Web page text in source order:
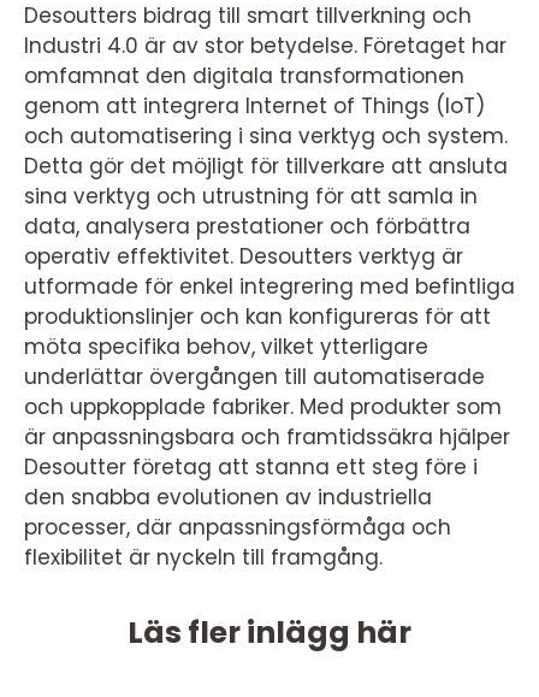
Desoutters bidrag till smart tillverkning och
Industri 4.0 är av stor betydelse. Företaget har
omfamnat den digitala transformationen
genom att integrera Internet of Things (IoT)
och automatisering i sina verktyg och system.
Detta gör det möjligt för tillverkare att ansluta
sina verktyg och utrustning för att samla in
data, analysera prestationer och förbättra
operativ effektivitet. Desoutters verktyg är
utformade för enkel integrering med befintliga
produktionslinjer och kan konfigureras för att
möta specifika behov, vilket ytterligare
underlättar övergången till automatiserade
och uppkopplade fabriker. Med produkter som
är anpassningsbara och framtidssäkra hjälper
Desoutter företag att stanna ett steg före i
den snabba evolutionen av industriella
processer, där anpassningsförmåga och
flexibilitet är nyckeln till framgång.
Läs fler inlägg här